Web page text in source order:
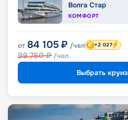
Волга Стар
КОМФОРТ
от 84 105 ₽ /чел
99 750₽ /чел
+2 027
Выбрать круиз